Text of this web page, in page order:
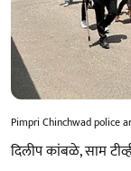
Pimpri Chinchwad police
दिलीप कांबळे, साम